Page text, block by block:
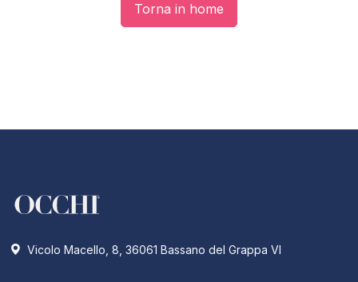
Torna in home
Vicolo Macello, 8, 36061 Bassano del Grappa VI